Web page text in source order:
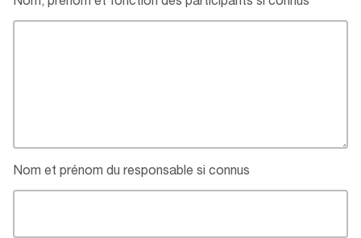
Nom, prénom et fonction des participants si connus*
Nom et prénom du responsable si connus